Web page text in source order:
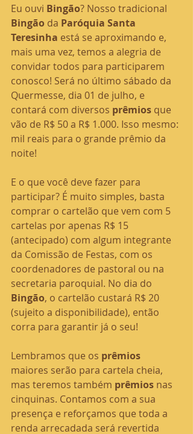
Eu ouvi Bingão? Nosso tradicional
Bingão da Paróquia Santa
Teresinha está se aproximando e,
mais uma vez, temos a alegria de
convidar todos para participarem
conosco! Será no último sábado da
Quermesse, dia 01 de julho, e
contará com diversos prêmios que
vão de R$ 50 a R$ 1.000. Isso mesmo:
mil reais para o grande prêmio da
noite!
E o que você deve fazer para
participar? É muito simples, basta
comprar o cartelão que vem com 5
cartelas por apenas R$ 15
(antecipado) com algum integrante
da Comissão de Festas, com os
coordenadores de pastoral ou na
secretaria paroquial. No dia do
Bingão, o cartelão custará R$ 20
(sujeito a disponibilidade), então
corra para garantir já o seu!
Lembramos que os prêmios
maiores serão para cartela cheia,
mas teremos também prêmios nas
cinquinas. Contamos com a sua
presença e reforçamos que toda a
renda arrecadada será revertida